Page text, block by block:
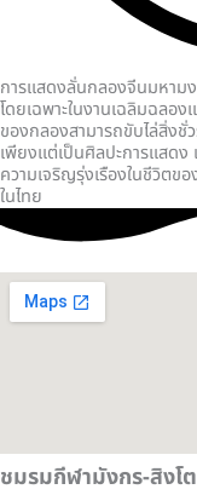
การแสดงลั่นกลองจีนมหาม
โดยเฉพาะในงานเฉลิมฉลอ
ของกลองสามารถขับไล่สิ่งชั่
เพียงแต่เป็นศิลปะการแสด
ความเจริญรุ่งเรืองในชีวิต
ในไทย
ชมรมกีฬามังกร-สิงโ